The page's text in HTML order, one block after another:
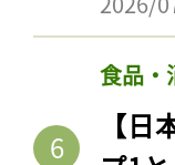
食品・
【